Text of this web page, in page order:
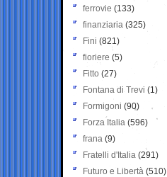
ferrovie (133)
finanziaria (325)
Fini (821)
fioriere (5)
Fitto (27)
Fontana di Trevi (1)
Formigoni (90)
Forza Italia (596)
frana (9)
Fratelli d'Italia (291)
Futuro e Libertà (510)